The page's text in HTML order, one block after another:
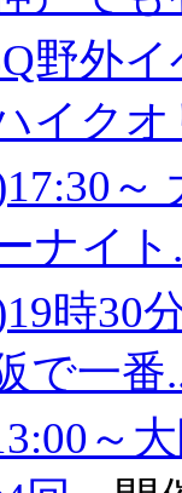
野外
イク
ナイト
時30
で一番
～